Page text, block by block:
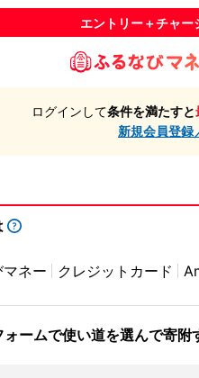
エントリー＋チャー
ログインして条件を満たすと
新規会員登録
ネー クレジットカード
ームで使い道を選んで寄附